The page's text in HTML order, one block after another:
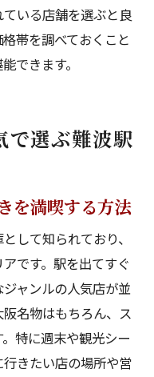
いる店舗を選ぶと良
帯を調べておくこと
できます。
で選ぶ難波駅
を満喫する方法
して知られており、
です。駅を出てすぐ
ャンルの人気店が並
名物はもちろん、ス
特に週末や観光シー
きたい店の場所や営